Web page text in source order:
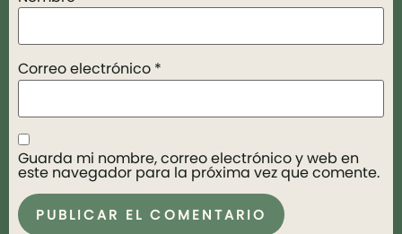
Correo electrónico *
Guarda mi nombre, correo electrónico y web en
este navegador para la próxima vez que comente.